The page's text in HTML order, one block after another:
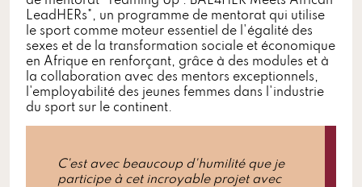
LeadHERs", un programme de mentorat qui utilise
le sport comme moteur essentiel de l'égalité des
sexes et de la transformation sociale et économique
en Afrique en renforçant, grâce à des modules et à
la collaboration avec des mentors exceptionnels,
l'employabilité des jeunes femmes dans l'industrie
du sport sur le continent.
C'est avec beaucoup d'humilité que je
participe à cet incroyable projet avec